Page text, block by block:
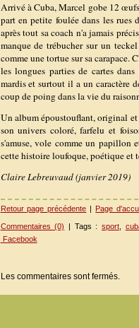
Arrivé à Cuba, Marcel gobe 12
part en petite foulée dans les rues
après tout sa coach n'a jamais
manque de trébucher sur un
comme une tortue sur sa
les longues parties de cartes
mardis et surtout il a un caractère
coup de poing dans la vie du
Un album époustouflant, original
son univers coloré, farfelu et
s'amuse, vole comme un papillon
cette histoire loufoque, poétique et
Claire Lebreuvaud (janvier 2019)
Retour page précédente | Page
Commentaires (0) | Tags :sport
Facebook
Les commentaires sont fermés.